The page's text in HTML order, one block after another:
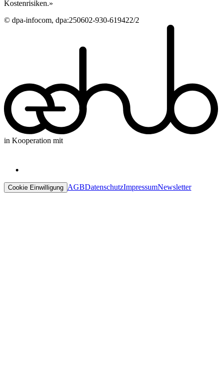
Kostenrisiken.»
© dpa-infocom, dpa:250602-930-619422/2
in Kooperation mit
Cookie Einwilligung AGBDatenschutzImpressumNewsletter